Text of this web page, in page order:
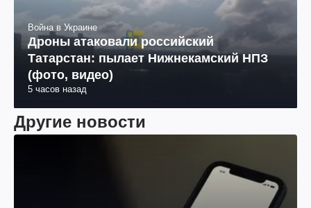
Война в Украине
Дроны атаковали российский
Татарстан: пылает Нижнекамский НПЗ
(фото, видео)
5 часов назад
Другие новости